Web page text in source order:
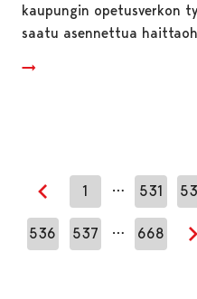
kaupungin opetusverkon
saatu asennettua
Edellinen sivu
1 … 531
536 537 … 668